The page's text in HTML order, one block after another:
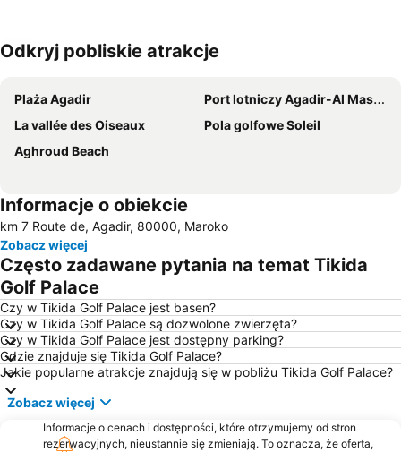
Powiększ mapę
Odkryj pobliskie atrakcje
Plaża Agadir
Port lotniczy Agadir-Al Massira
La vallée des Oiseaux
Pola golfowe Soleil
Aghroud Beach
Informacje o obiekcie
km 7 Route de, Agadir, 80000, Maroko
Zobacz więcej
Często zadawane pytania na temat Tikida
Golf Palace
Czy w Tikida Golf Palace jest basen?
Czy w Tikida Golf Palace są dozwolone zwierzęta?
Czy w Tikida Golf Palace jest dostępny parking?
Gdzie znajduje się Tikida Golf Palace?
Jakie popularne atrakcje znajdują się w pobliżu Tikida Golf Palace?
Zobacz więcej
Informacje o cenach i dostępności, które otrzymujemy od stron
rezerwacyjnych, nieustannie się zmieniają. To oznacza, że oferta,